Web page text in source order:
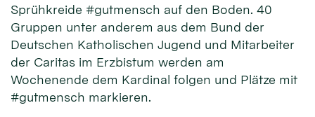
Sprühkreide #gutmensch auf den Boden. 40
Gruppen unter anderem aus dem Bund der
Deutschen Katholischen Jugend und Mitarbeiter
der Caritas im Erzbistum werden am
Wochenende dem Kardinal folgen und Plätze mit
#gutmensch markieren.